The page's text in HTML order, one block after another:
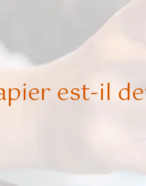
est-il